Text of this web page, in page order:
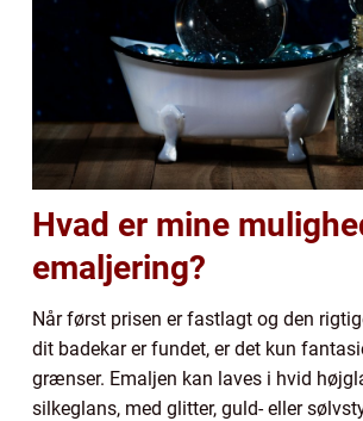
Hvad er mine
emaljering?
Når først prisen er fastlagt og den
dit badekar er fundet, er det kun
grænser. Emaljen kan laves i hvid
silkeglans, med glitter, guld- eller